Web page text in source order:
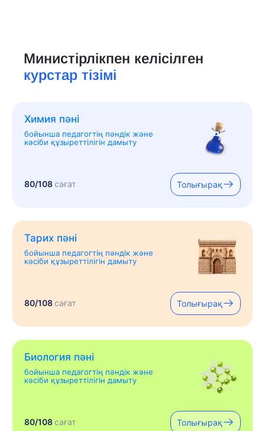
Министірлікпен келісілген
курстар тізімі
Химия пәні
бойынша педагогтің пәндік және
кәсіби құзыреттілігін дамыту
80/108сағат Толығырақ
Тарих пәні
бойынша педагогтің пәндік және
кәсіби құзыреттілігін дамыту
80/108сағат Толығырақ
Биология пәні
бойынша педагогтің пәндік және
кәсіби құзыреттілігін дамыту
80/108сағат Толығырақ